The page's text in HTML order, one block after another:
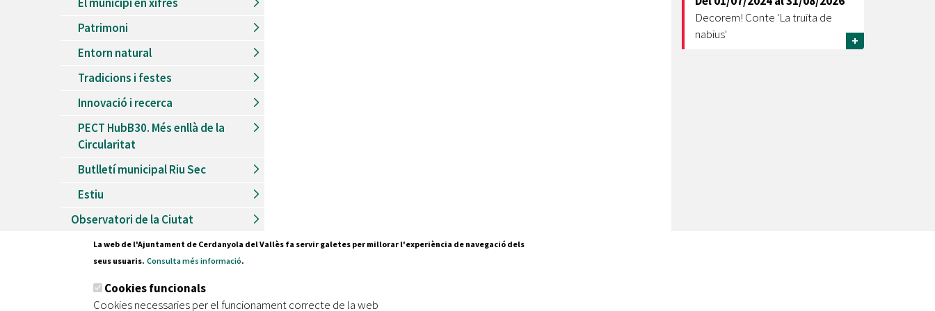
Patrimoni
Entorn natural
Tradicions i festes
Innovació i recerca
PECT HubB30. Més enllà de la
Circularitat
Butlletí municipal Riu Sec
Estiu
Observatori de la Ciutat
Decorem! Conte 'La truita de
nabius'
+
La web de l'Ajuntament de Cerdanyola del Vallès fa servir galetes per millorar l'experiència de navegació dels
seus usuaris. Consulta més informació.
Cookies funcionals
Cookies necessaries per el funcionament correcte de la web